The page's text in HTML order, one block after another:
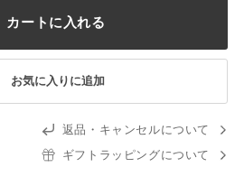
カートに入れる
お気に入りに追加
返品・キャンセルについて
ギフトラッピングについて